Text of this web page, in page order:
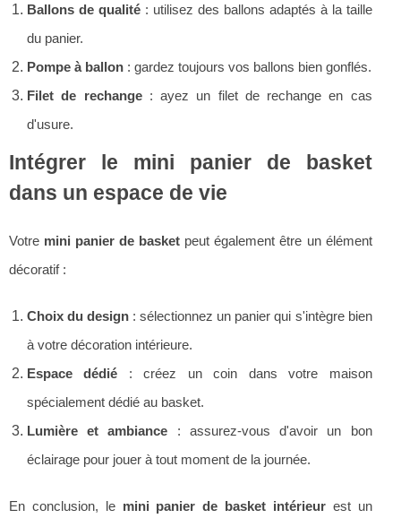
Ballons de qualité: utilisez des ballons adaptés à la taille
du panier.
Pompe à ballon : gardez toujours vos ballons bien gonflés.
Filet de rechange: ayez un filet de rechange en cas
d'usure.
Intégrer le mini panier de basket
dans un espace de vie
Votre mini panier de basket peut également être un élément
décoratif :
Choix du design : sélectionnez un panier qui s'intègre bien
à votre décoration intérieure.
Espace dédié : créez un coin dans votre maison
spécialement dédié au basket.
Lumière et ambiance : assurez-vous d'avoir un bon
éclairage pour jouer à tout moment de la journée.
En conclusion, le mini panier de basket intérieurest un